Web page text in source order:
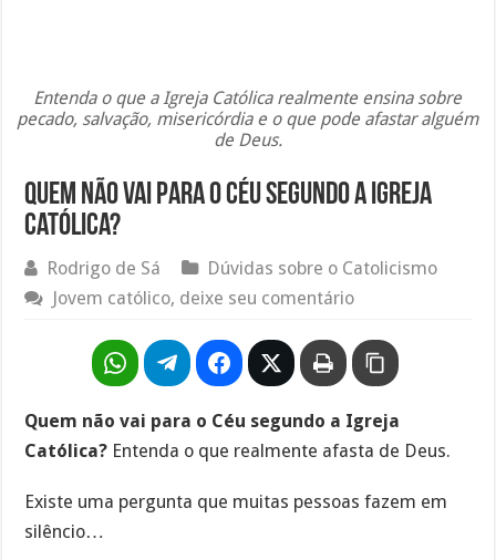
Entenda o que a Igreja Católica realmente ensina sobre
pecado, salvação, misericórdia e o que pode afastar alguém
de Deus.
Quem não vai para o Céu segundo a Igreja
Católica?
Rodrigo de Sá
Dúvidas sobre o Catolicismo
Jovem católico, deixe seu comentário
Quem não vai para o Céu segundo a Igreja
Católica? Entenda o que realmente afasta de Deus.
Existe uma pergunta que muitas pessoas fazem em
silêncio…